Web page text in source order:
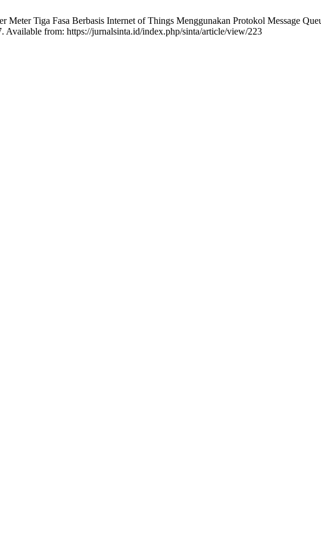
Tiga Fasa Berbasis Internet of Things Menggunakan Protokol Message
from: https://jurnalsinta.id/index.php/sinta/article/view/223